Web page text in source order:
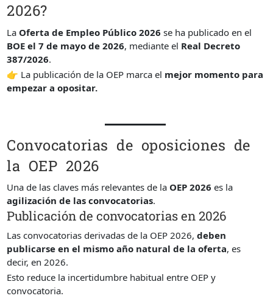
2026?
La Oferta de Empleo Público 2026 se ha publicado en el
BOE el 7 de mayo de 2026, mediante el Real Decreto
387/2026.
👉 La publicación de la OEP marca el mejor momento para
empezar a opositar.
Convocatorias de oposiciones de
la OEP 2026
Una de las claves más relevantes de la OEP 2026 es la
agilización de las convocatorias.
Publicación de convocatorias en 2026
Las convocatorias derivadas de la OEP 2026,deben
publicarse en el mismo año natural de la oferta, es
decir, en 2026.
Esto reduce la incertidumbre habitual entre OEP y
convocatoria.